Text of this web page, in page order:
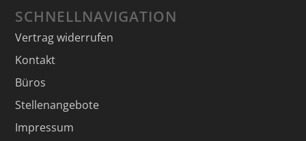
SCHNELLNAVIGATION
Vertrag widerrufen
Kontakt
Büros
Stellenangebote
Impressum